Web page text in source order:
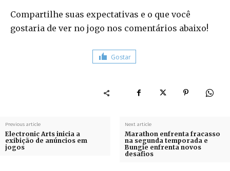
Compartilhe suas expectativas e o que você
gostaria de ver no jogo nos comentários abaixo!
Gostar
Previous article
Electronic Arts inicia a
exibição de anúncios em
jogos
Next article
Marathon enfrenta fracasso
na segunda temporada e
Bungie enfrenta novos
desafios